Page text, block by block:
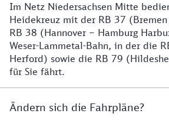
Im Netz Niedersachsen Mitte
Heidekreuz mit der RB 37
RB 38 (Hannover – Hamburg
Weser-Lammetal-Bahn, in der die
Herford) sowie die RB 79
für Sie fährt.
Ändern sich die Fahrpläne?